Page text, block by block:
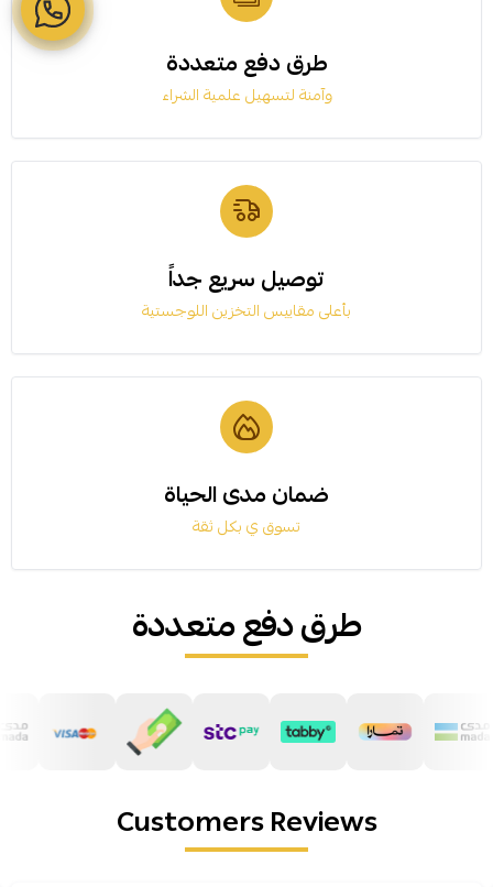
طرق دفع متعددة
وآمنة لتسهيل علمية الشراء
توصيل سريع جداً
بأعلى مقاييس التخزين اللوجستية
ضمان مدى الحياة
تسوق ي بكل ثقة
طرق دفع متعددة
Customers Reviews